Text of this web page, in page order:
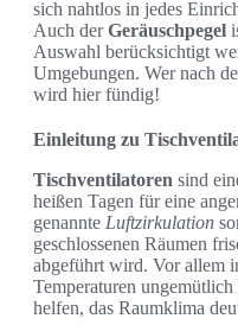
sich nahtlos in jedes
Auch derGeräuschpegel
Auswahl berücksichtigt
Umgebungen. Wer nach
wird hier fündig!
Einleitung zu
Tischventilatoren sind
heißen Tagen für eine
genannte Luftzirkulation
geschlossenen Räumen
abgeführt wird. Vor allem
Temperaturen
helfen, das Raumklima